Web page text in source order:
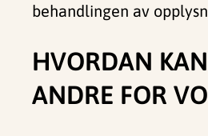
behandlingen av
HVORDAN
ANDRE FOR